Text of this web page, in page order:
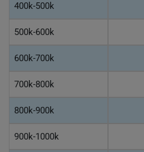
400k-500k
500k-600k
600k-700k
700k-800k
800k-900k
900k-1000k